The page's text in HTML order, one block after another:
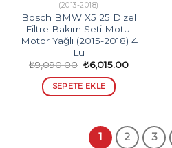
(2013-2018)
Bosch BMW X5 25 Dizel
Filtre Bakım Seti Motul
Motor Yağlı (2015-2018) 4
Lü
₺9,090.00 Orijinal
fiyat:
₺9,090.00.
₺6,015.00Şu
SEPETE EKLE
1 2 3